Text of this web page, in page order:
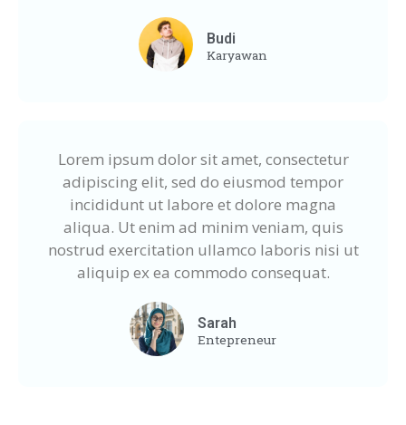
Budi
Karyawan
Lorem ipsum dolor sit amet, consectetur
adipiscing elit, sed do eiusmod tempor
incididunt ut labore et dolore magna
aliqua. Ut enim ad minim veniam, quis
nostrud exercitation ullamco laboris nisi ut
aliquip ex ea commodo consequat.
Sarah
Entepreneur